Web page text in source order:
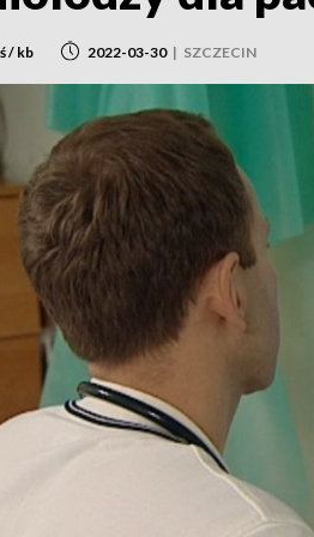
/ kb 2022-03-30 | SZCZECIN